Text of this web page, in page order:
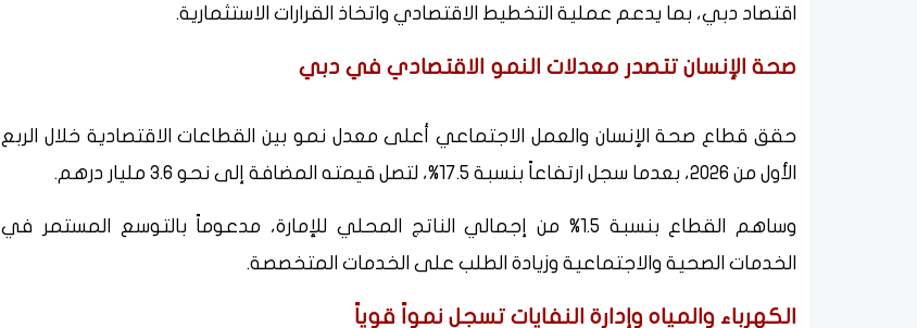
اقتصاد دبي، بما يدعم عملية التخطيط الاقتصادي واتخاذ القرارات الاستثمارية.
صحة الإنسان تتصدر معدلات النمو الاقتصادي في دبي
حقق قطاع صحة الإنسان والعمل الاجتماعي أعلى معدل نمو بين القطاعات الاقتصادية خلال الربع
الأول من 2026، بعدما سجل ارتفاعاً بنسبة 17.5%، لتصل قيمته المضافة إلى نحو 3.6 مليار درهم.
وساهم القطاع بنسبة 1.5% من إجمالي الناتج المحلي للإمارة، مدعوماً بالتوسع المستمر في
الخدمات الصحية والاجتماعية وزيادة الطلب على الخدمات المتخصصة.
الكهرباء والمياه وإدارة النفايات تسجل نمواً قوياً